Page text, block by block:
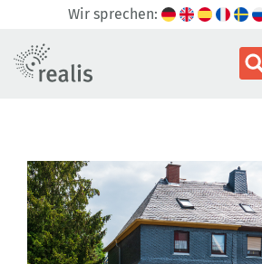
Wir sprechen: